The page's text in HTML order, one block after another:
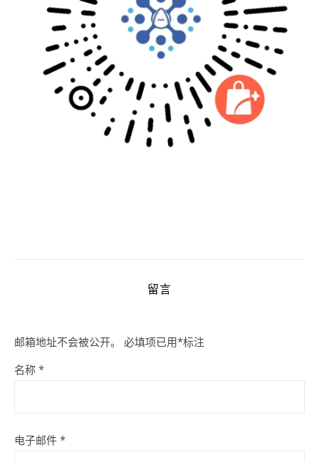
留言
邮箱地址不会被公开。 必填项已用*标注
名称 *
电子邮件 *